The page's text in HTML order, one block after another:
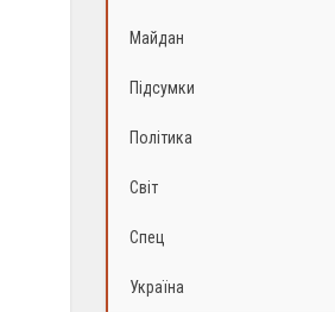
Майдан
Підсумки
Політика
Світ
Спец
Україна